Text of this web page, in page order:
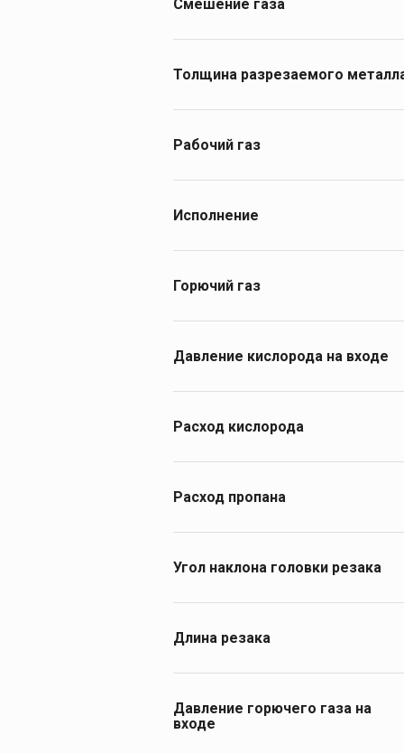
Смешение газа
внутрисопловое
Толщина разрезаемого
250
300
Рабочий газ
пропан
Исполнение
Вентильное
Рычажное/Клапанное
Горючий газ
Пропан-Бутан, Ацетилен
Давление кислорода на входе
2,0–6,5
Расход кислорода
0,9–22
Расход пропана
0,3–1,0
Угол наклона головки резака
110°
Длина резака
520
Давление горючего газа на
входе